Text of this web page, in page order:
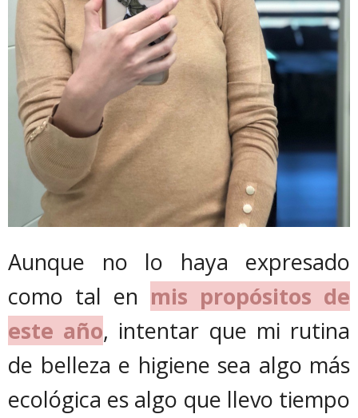
Aunque no lo haya expresado
como tal en mis propósitos de
este año, intentar que mi rutina
de belleza e higiene sea algo más
ecológica es algo que llevo tiempo